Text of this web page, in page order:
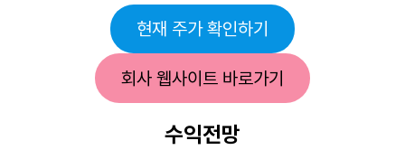
현재 주가 확인하기
회사 웹사이트 바로가기
수익전망